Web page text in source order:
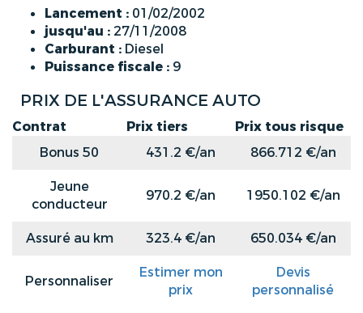
Lancement : 01/02/2002
jusqu'au : 27/11/2008
Carburant : Diesel
Puissance fiscale : 9
PRIX DE L'ASSURANCE AUTO
Contrat Prix tiers
Prix tous risque
Bonus 50
431.2 €/an
866.712 €/an
Jeune
conducteur
970.2 €/an 1950.102 €/an
Assuré au km 323.4 €/an 650.034 €/an
Personnaliser
Estimer mon
prix
Devis
personnalisé